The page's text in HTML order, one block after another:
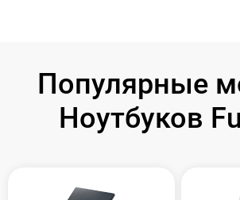
Популярные
Ноутбуков